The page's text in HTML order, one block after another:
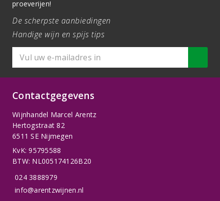
proeverijen!
De scherpste aanbiedingen
Handige wijn en spijs tips
Contactgegevens
Wijnhandel Marcel Arentz
Hertogstraat 82
6511 SE Nijmegen
KvK: 95795588
BTW: NL005174126B20
024 3888979
info@arentzwijnen.nl